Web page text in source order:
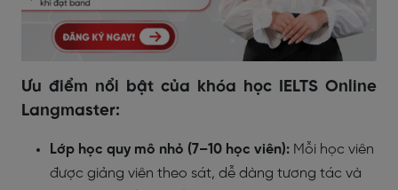
Ưu điểm nổi bật của khóa học IELTS Online
Langmaster:
Lớp học quy mô nhỏ (7–10 học viên): Mỗi học viên
được giảng viên theo sát, dễ dàng tương tác và